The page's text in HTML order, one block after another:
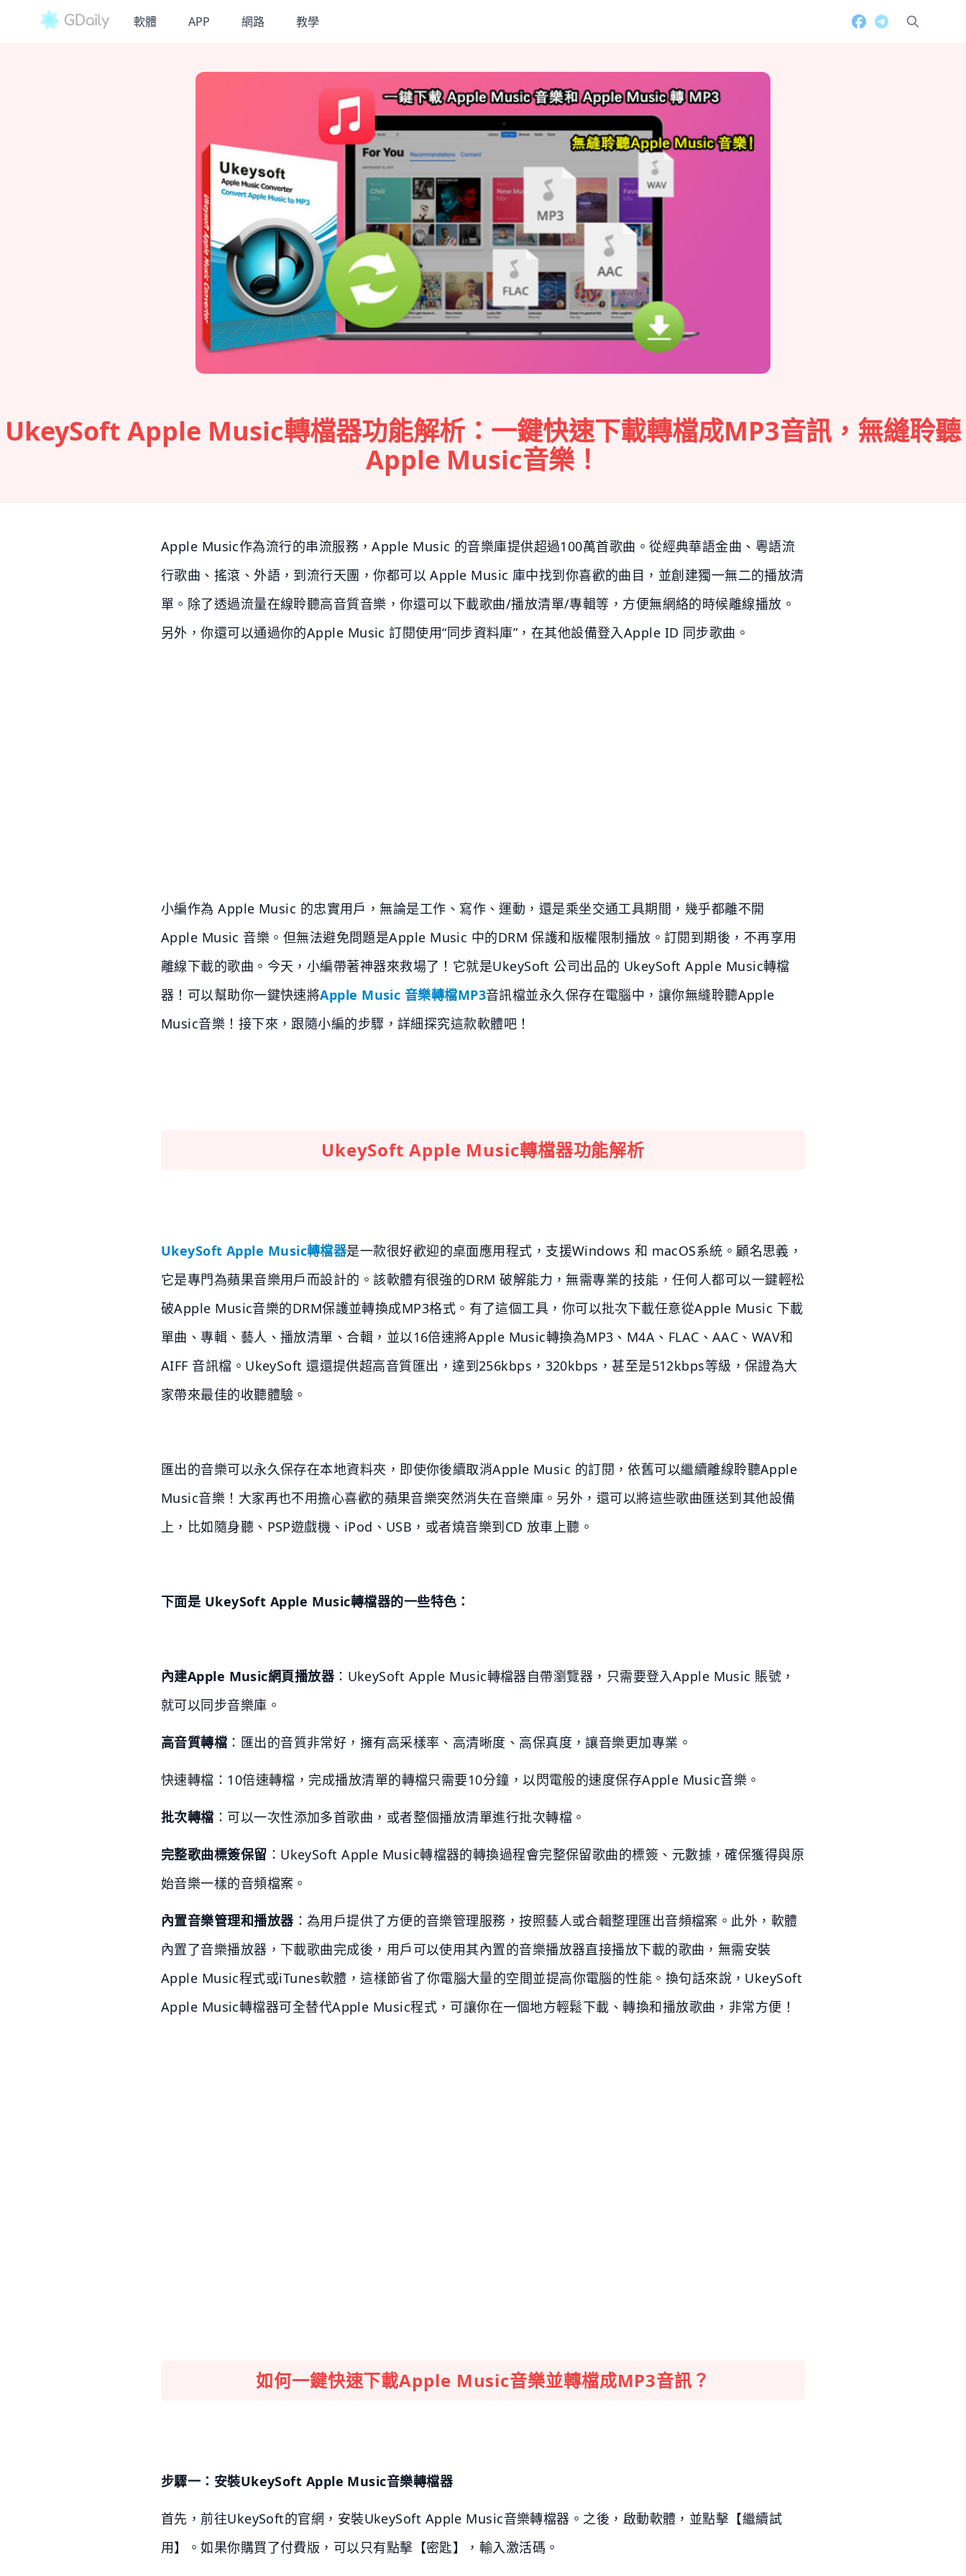
軟體 APP 網路 教學
UkeySoft Apple Music轉檔器功能解析：一鍵快速下載轉檔成MP3音訊，無縫聆聽
Apple Music音樂！
Apple Music作為流行的串流服務，Apple Music 的音樂庫提供超過100萬首歌曲。從經典華語金曲、粵語流
行歌曲、搖滾、外語，到流行天團，你都可以 Apple Music 庫中找到你喜歡的曲目，並創建獨一無二的播放清
單。除了透過流量在線聆聽高音質音樂，你還可以下載歌曲/播放清單/專輯等，方便無網絡的時候離線播放。
另外，你還可以通過你的Apple Music 訂閱使用“同步資料庫”，在其他設備登入Apple ID 同步歌曲。
小編作為 Apple Music 的忠實用戶，無論是工作、寫作、運動，還是乘坐交通工具期間，幾乎都離不開
Apple Music 音樂。但無法避免問題是Apple Music 中的DRM 保護和版權限制播放。訂閱到期後，不再享用
離線下載的歌曲。今天，小編帶著神器來救場了！它就是UkeySoft 公司出品的 UkeySoft Apple Music轉檔
器！可以幫助你一鍵快速將Apple Music 音樂轉檔MP3音訊檔並永久保存在電腦中，讓你無縫聆聽Apple
Music音樂！接下來，跟隨小編的步驟，詳細探究這款軟體吧！
UkeySoft Apple Music轉檔器功能解析
UkeySoft Apple Music轉檔器是一款很好歡迎的桌面應用程式，支援Windows 和 macOS系統。顧名思義，
它是專門為蘋果音樂用戶而設計的。該軟體有很強的DRM 破解能力，無需專業的技能，任何人都可以一鍵輕松
破Apple Music音樂的DRM保護並轉換成MP3格式。有了這個工具，你可以批次下載任意從Apple Music 下載
單曲、專輯、藝人、播放清單、合輯，並以16倍速將Apple Music轉換為MP3、M4A、FLAC、AAC、WAV和
AIFF 音訊檔。UkeySoft 還還提供超高音質匯出，達到256kbps，320kbps，甚至是512kbps等級，保證為大
家帶來最佳的收聽體驗。
匯出的音樂可以永久保存在本地資料夾，即使你後續取消Apple Music 的訂閱，依舊可以繼續離線聆聽Apple
Music音樂！大家再也不用擔心喜歡的蘋果音樂突然消失在音樂庫。另外，還可以將這些歌曲匯送到其他設備
上，比如隨身聽、PSP遊戲機、iPod、USB，或者燒音樂到CD 放車上聽。
下面是 UkeySoft Apple Music轉檔器的一些特色：
內建Apple Music網頁播放器 ：UkeySoft Apple Music轉檔器自帶瀏覽器，只需要登入Apple Music 賬號，
就可以同步音樂庫。
高音質轉檔 ：匯出的音質非常好，擁有高采樣率、高清晰度、高保真度，讓音樂更加專業。
快速轉檔：10倍速轉檔，完成播放清單的轉檔只需要10分鐘，以閃電般的速度保存Apple Music音樂。
批次轉檔 ：可以一次性添加多首歌曲，或者整個播放清單進行批次轉檔。
完整歌曲標簽保留 ：UkeySoft Apple Music轉檔器的轉換過程會完整保留歌曲的標簽、元數據，確保獲得與原
始音樂一樣的音頻檔案。
內置音樂管理和播放器 ：為用戶提供了方便的音樂管理服務，按照藝人或合輯整理匯出音頻檔案。此外，軟體
內置了音樂播放器，下載歌曲完成後，用戶可以使用其內置的音樂播放器直接播放下載的歌曲，無需安裝
Apple Music程式或iTunes軟體，這樣節省了你電腦大量的空間並提高你電腦的性能。換句話來說，UkeySoft
Apple Music轉檔器可全替代Apple Music程式，可讓你在一個地方輕鬆下載、轉換和播放歌曲，非常方便！
如何一鍵快速下載Apple Music音樂並轉檔成MP3音訊？
步驟一：安裝UkeySoft Apple Music音樂轉檔器
首先，前往UkeySoft的官網，安裝UkeySoft Apple Music音樂轉檔器。之後，啟動軟體，並點擊【繼續試
用】。如果你購買了付費版，可以只有點擊【密匙】，輸入激活碼。